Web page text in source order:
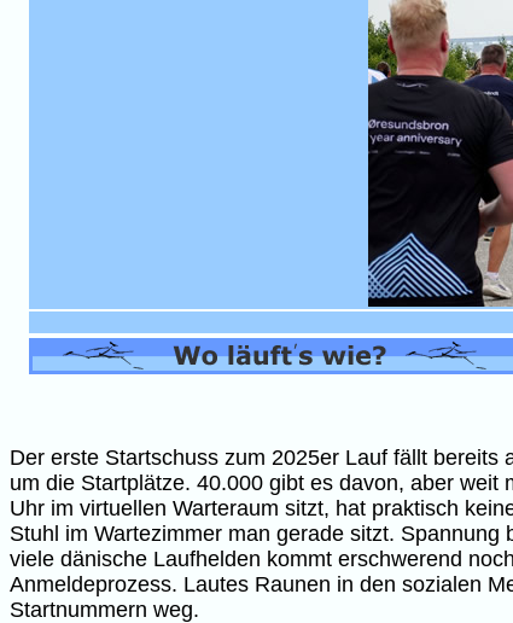
Der erste Startschuss zum 2025er Lauf fällt
um die Startplätze. 40.000 gibt es davon, aber
Uhr im virtuellen Warteraum sitzt, hat praktisch
Stuhl im Wartezimmer man gerade sitzt.
viele dänische Laufhelden kommt erschwerend
Anmeldeprozess. Lautes Raunen in den sozialen
Startnummern weg.